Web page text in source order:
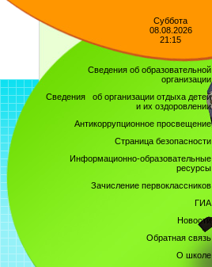
Суббота
08.08.2026
21:15
Сведения об образовательной
организации
Сведения об организации отдыха детей
и их оздоровлении
Антикоррупционное просвещение
Страница безопасности
Информационно-образовательные
ресурсы
Зачисление первоклассников
ГИА
Новости
Обратная связь
О школе